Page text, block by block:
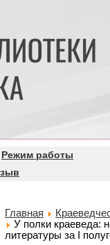
Режим работы
Главная
У полки краеведа:
литературы за I